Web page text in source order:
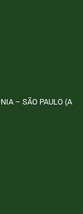
– SÃO PAULO (A